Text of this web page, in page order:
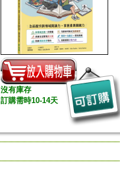
沒有庫存
訂購需時10-14天